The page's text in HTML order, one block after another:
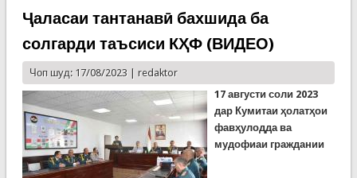
Ҷаласаи тантанавӣ бахшида ба
солгарди таъсиси КҲФ (ВИДЕО)
Чоп шуд: 17/08/2023 | redaktor
17 августи соли 2023
дар Кумитаи ҳолатҳои
фавҳулодда ва
мудофиаи граждании